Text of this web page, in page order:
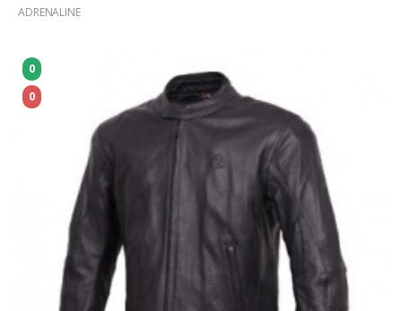
ADRENALINE
0
0